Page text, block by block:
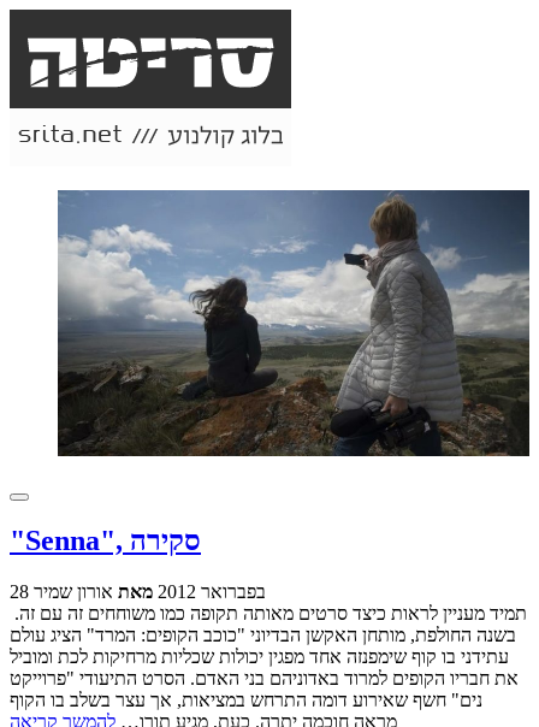
"Senna", סקירה
28 בפברואר 2012 מאת אורון שמיר
בשנה החולפת, מותחן האקשן הבדיוני "כוכב הקופים: המרד" הציג עולם
עתידני בו קוף שימפנזה אחד מפגין יכולות שכליות מרחיקות לכת ומוביל
את חבריו הקופים למרוד באדוניהם בני האדם. הסרט התיעודי "פרוייקט
נים" חשף שאירוע דומה התרחש במציאות, אך עצר בשלב בו הקוף
מראה חוכמה יתרה. כעת, מגיע תורו… להמשך קריאה